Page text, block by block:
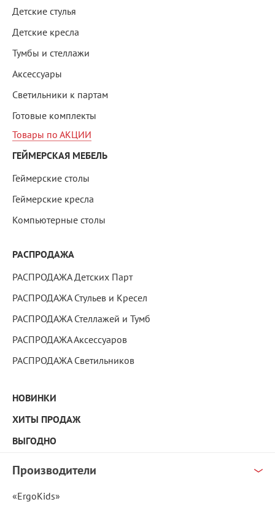
Детские стулья
Детские кресла
Тумбы и стеллажи
Аксессуары
Светильники к партам
Готовые комплекты
Товары по АКЦИИ
ГЕЙМЕРСКАЯ МЕБЕЛЬ
Геймерские столы
Геймерские кресла
Компьютерные столы
РАСПРОДАЖА
РАСПРОДАЖА Детских Парт
РАСПРОДАЖА Стульев и Кресел
РАСПРОДАЖА Стеллажей и Тумб
РАСПРОДАЖА Аксессуаров
РАСПРОДАЖА Светильников
НОВИНКИ
ХИТЫ ПРОДАЖ
ВЫГОДНО
Производители
«ErgoKids»